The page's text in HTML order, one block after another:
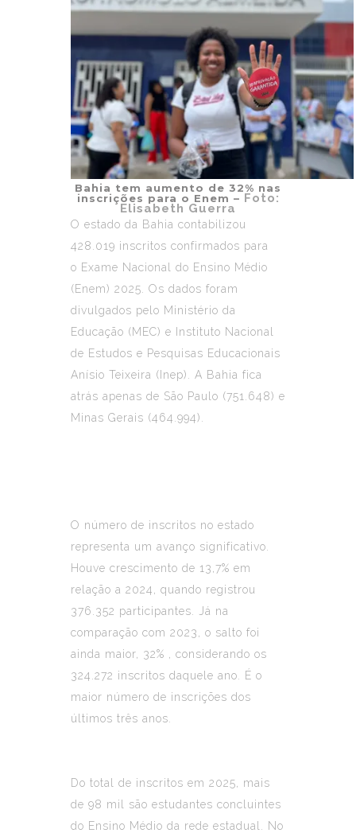
Bahia tem aumento de 32% nas
inscrições para o Enem – Foto:
Elisabeth Guerra
O estado da Bahia contabilizou
428.019 inscritos confirmados para
o Exame Nacional do Ensino Médio
(Enem) 2025 . Os dados foram
divulgados pelo Ministério da
Educação (MEC) e Instituto Nacional
de Estudos e Pesquisas Educacionais
Anísio Teixeira (Inep). A Bahia fica
atrás apenas de São Paulo (751.648) e
Minas Gerais (464.994).
O número de inscritos no estado
representa um avanço significativo.
Houve crescimento de 13,7% em
relação a 2024, quando registrou
376.352 participantes. Já na
comparação com 2023, o salto foi
ainda maior, 32% , considerando os
324.272 inscritos daquele ano. É o
maior número de inscrições dos
últimos três anos.
Do total de inscritos em 2025, mais
de 98 mil são estudantes concluintes
do Ensino Médio da rede estadual. No